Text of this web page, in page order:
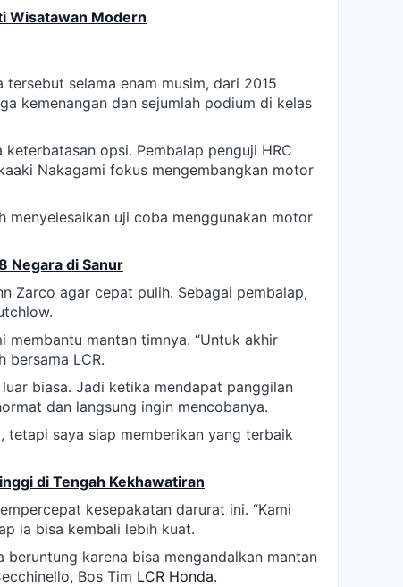
Wisatawan Modern
selama enam musim, dari 2015
kemenangan dan sejumlah podium di kelas
opsi. Pembalap penguji HRC
Nakagami fokus mengembangkan motor
menyelesaikan uji coba menggunakan motor
Negara di Sanur
Zarco agar cepat pulih. Sebagai pembalap,
membantu mantan timnya. “Untuk akhir
bersama LCR.
biasa. Jadi ketika mendapat panggilan
dan langsung ingin mencobanya.
tetapi saya siap memberikan yang terbaik
di Tengah Kekhawatiran
kesepakatan darurat ini. “Kami
ia bisa kembali lebih kuat.
karena bisa mengandalkan mantan
Bos Tim LCR Honda.